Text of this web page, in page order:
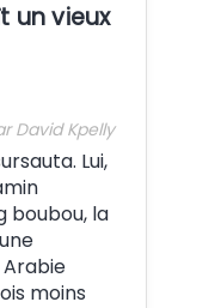
un vieux
David Kpelly
Lui,
boubou, la
moins